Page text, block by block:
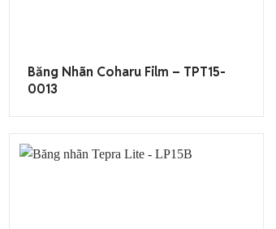
Băng Nhãn Coharu Film – TPT15-
0013